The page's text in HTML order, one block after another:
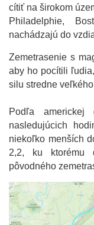
cítiť na širokom
Philadelphie,
nachádzajú do
Zemetrasenie s
aby ho pocítili
silu stredne
Podľa
nasledujúcich
niekoľko menších
2,2, ku ktorému
pôvodného